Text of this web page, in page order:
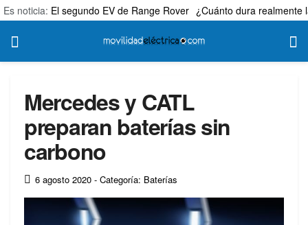
Es noticia: El segundo EV de Range Rover ¿Cuánto dura realmente
Mercedes y CATL
preparan baterías sin
carbono
6 agosto 2020 - Categoría: Baterías